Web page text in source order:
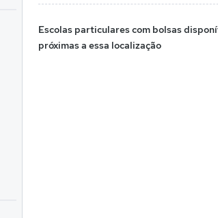
Escolas particulares com bolsas
próximas a essa localização